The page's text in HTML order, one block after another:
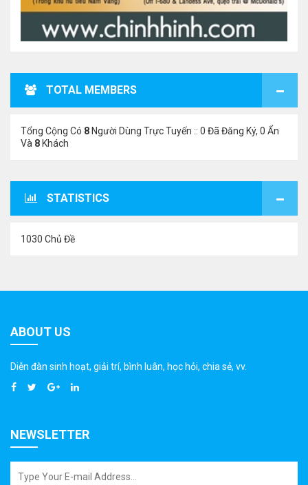
TOTAL MEMBERS
Tổng Cộng Có 8 Người Dùng Trực Tuyến :: 0 Đã Đăng Ký, 0 Ẩn
Và 8 Khách
STATISTICS
1030 Chủ Đề
ABOUT US
Diễn đàn sinh hoạt, giải trí, bình luân, học hỏi, chia sẻ, vv.
NEWSLETTER